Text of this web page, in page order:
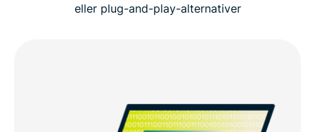
eller plug-and-play-alternativer